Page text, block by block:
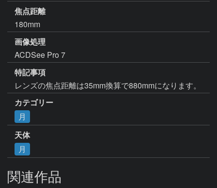
焦点距離
180mm
画像処理
ACDSee Pro 7
特記事項
レンズの焦点距離は35mm換算で880mmになります。
カテゴリー
月
天体
月
関連作品